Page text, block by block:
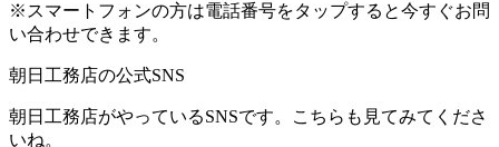
※スマートフォンの方は電話番号をタップすると今すぐお問
い合わせできます。
朝日工務店の公式SNS
朝日工務店がやっているSNSです。こちらも見てみてくださ
いね。